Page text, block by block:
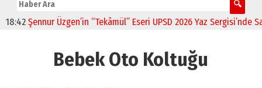
Şennur Üzgen’in “Tekâmül” Eseri UPSD 2026 Yaz Sergisi’nde
Bebek Oto Koltuğu